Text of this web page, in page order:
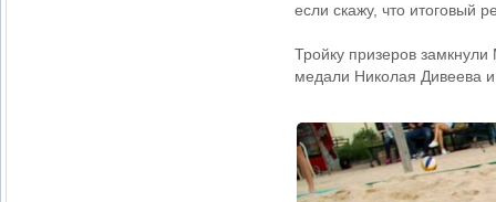
если скажу, что итоговый
Тройку призеров
медали Николая Дивеева